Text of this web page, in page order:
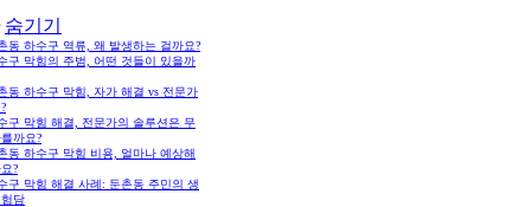
숨기기
동 하수구 역류, 왜 발생하는 걸까요?
구 막힘의 주범, 어떤 것들이 있을까
동 하수구 막힘, 자가 해결 vs 전문가
구 막힘 해결, 전문가의 솔루션은 무
까요?
동 하수구 막힘 비용, 얼마나 예상해
?
구 막힘 해결 사례: 둔촌동 주민의 생
담